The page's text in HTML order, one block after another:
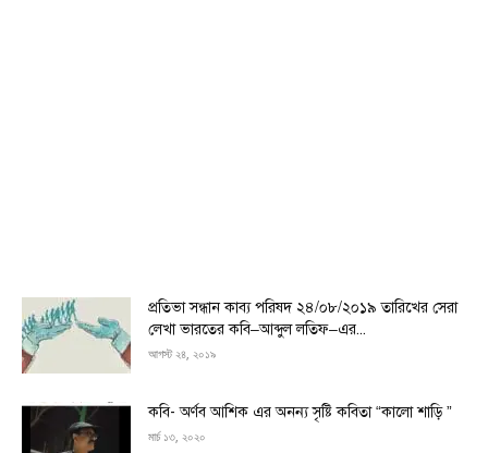
প্রতিভা সন্ধান কাব্য পরিষদ ২৪/০৮/২০১৯ তারিখের সেরা
লেখা ভারতের কবি–আব্দুল লতিফ–এর...
আগস্ট ২৪, ২০১৯
কবি- অর্ণব আশিক এর অনন্য সৃষ্টি কবিতা “কালো শাড়ি ”
মার্চ ১৩, ২০২০